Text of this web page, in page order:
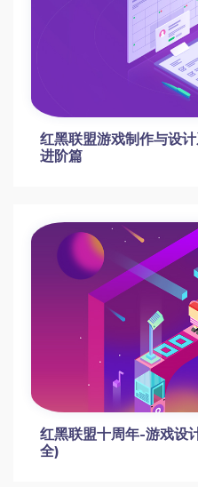
红黑联盟游戏制作与设
进阶篇
红黑联盟十周年-游戏设
全)